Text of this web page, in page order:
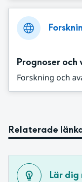
Prognoser
Forskning och
Relaterade
Lär dig